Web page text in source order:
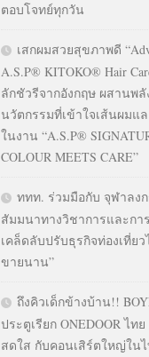
ตอบโจทย์ทุกวัน
เสกผมสวยสุขภาพดี
A.S.P® KITOKO® Hair
ลักชัวรีจากอังกฤษ ผสานพ
นวัตกรรมที่เข้าใจเส้นผมแ
ในงาน “A.S.P®
COLOUR MEETS CARE”
ททท. ร่วมมือกับ จุฬาลง
สัมมนาทางวิชาการและกา
เคล็ดลับปรับธุรกิจท่องเที่ย
ขายนาน”
ถึงคิวเด็กข้างบ้าน!!
ประตูเรียก ONEDOOR ไท
สดใส กับคอนเสิร์ตใหญ่ในไ